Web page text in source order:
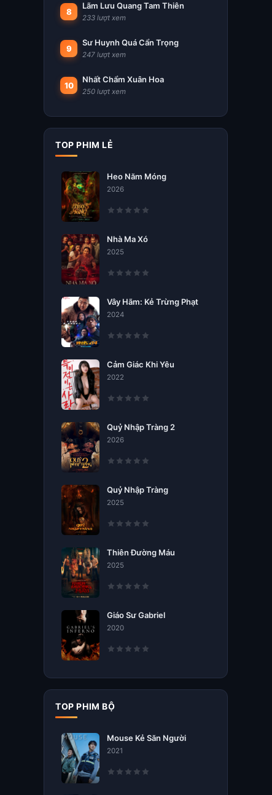
8
Lãm Lưu Quang Tam Thiên
233 lượt xem
9
Sư Huynh Quá Cẩn Trọng
247 lượt xem
10
Nhất Chẩm Xuân Hoa
250 lượt xem
TOP PHIM LẺ
Heo Năm Móng
2026
Nhà Ma Xó
2025
Vây Hãm: Kẻ Trừng Phạt
2024
Cảm Giác Khi Yêu
2022
Quỷ Nhập Tràng 2
2026
Quỷ Nhập Tràng
2025
Thiên Đường Máu
2025
Giáo Sư Gabriel
2020
TOP PHIM BỘ
Mouse Kẻ Săn Người
2021